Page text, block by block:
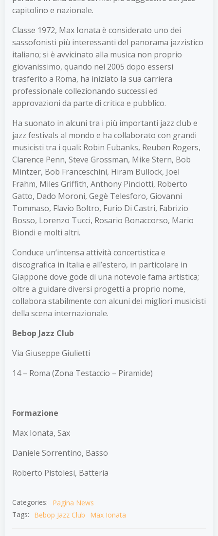
capitolino e nazionale.
Classe 1972, Max Ionata è considerato uno dei
sassofonisti più interessanti del panorama jazzistico
italiano; si è avvicinato alla musica non proprio
giovanissimo, quando nel 2005 dopo essersi
trasferito a Roma, ha iniziato la sua carriera
professionale collezionando successi ed
approvazioni da parte di critica e pubblico.
Ha suonato in alcuni tra i più importanti jazz club e
jazz festivals al mondo e ha collaborato con grandi
musicisti tra i quali: Robin Eubanks, Reuben Rogers,
Clarence Penn, Steve Grossman, Mike Stern, Bob
Mintzer, Bob Franceschini, Hiram Bullock, Joel
Frahm, Miles Griffith, Anthony Pinciotti, Roberto
Gatto, Dado Moroni, Gegè Telesforo, Giovanni
Tommaso, Flavio Boltro, Furio Di Castri, Fabrizio
Bosso, Lorenzo Tucci, Rosario Bonaccorso, Mario
Biondi e molti altri.
Conduce un’intensa attività concertistica e
discografica in Italia e all’estero, in particolare in
Giappone dove gode di una notevole fama artistica;
oltre a guidare diversi progetti a proprio nome,
collabora stabilmente con alcuni dei migliori musicisti
della scena internazionale.
Bebop Jazz Club
Via Giuseppe Giulietti
14 – Roma (Zona Testaccio – Piramide)
Formazione
Max Ionata, Sax
Daniele Sorrentino, Basso
Roberto Pistolesi, Batteria
Categories:
Pagina News
Tags:
Bebop Jazz Club Max Ionata